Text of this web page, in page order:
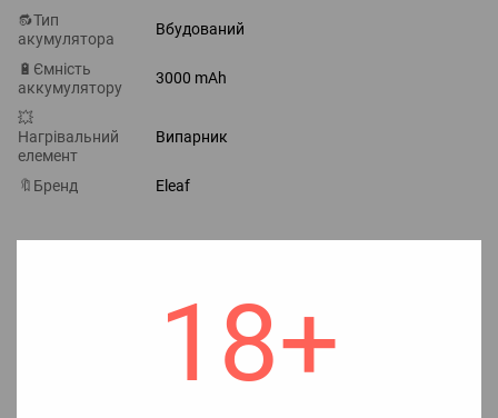
18+
🔂Тип
акумулятора
Вбудований
🔋Ємність
аккумулятору
3000 mAh
💥
Нагрівальний
елемент
Випарник
🔖Бренд Eleaf
Відгуки